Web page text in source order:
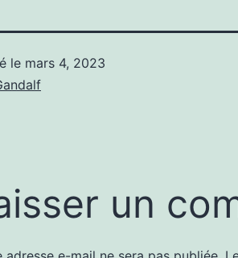
le mars 4, 2023
un